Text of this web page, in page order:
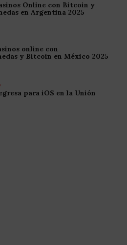
Online con Bitcoin y
en Argentina 2025
online con
y Bitcoin en México 2025
para iOS en la Unión